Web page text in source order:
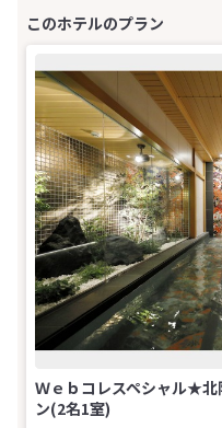
Ｗｅｂコレスペシャル★
ン(2名1室)